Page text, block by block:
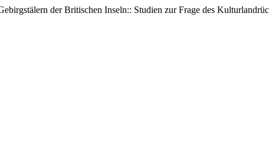
der Britischen Inseln:: Studien zur Frage des